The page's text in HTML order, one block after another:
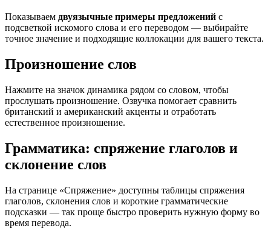
Показываем двуязычные примеры предложений с
подсветкой искомого слова и его переводом — выбирайте
точное значение и подходящие коллокации для вашего текста.
Произношение слов
Нажмите на значок динамика рядом со словом, чтобы
прослушать произношение. Озвучка помогает сравнить
британский и американский акценты и отработать
естественное произношение.
Грамматика: спряжение глаголов и
склонение слов
На странице «Спряжение» доступны таблицы спряжения
глаголов, склонения слов и короткие грамматические
подсказки — так проще быстро проверить нужную форму во
время перевода.